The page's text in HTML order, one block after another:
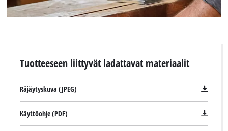
Tuotteeseen liittyvät ladattavat materiaalit
Räjäytyskuva (JPEG)
Käyttöohje (PDF)